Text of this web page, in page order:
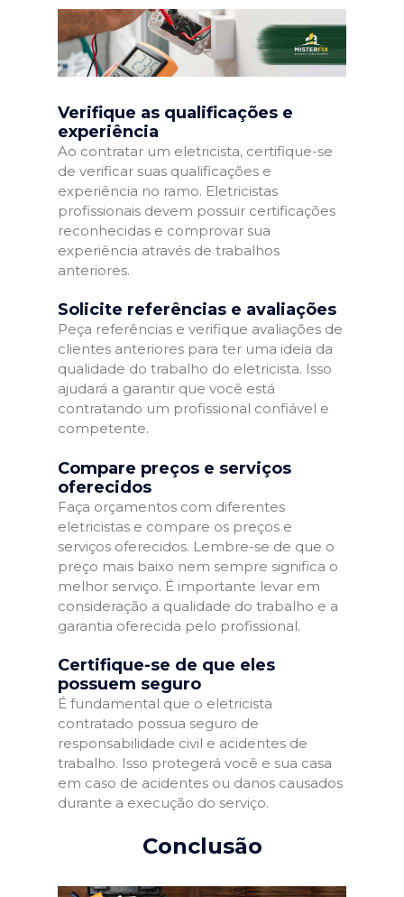
Verifique as qualificações e
experiência
Ao contratar um eletricista, certifique-se
de verificar suas qualificações e
experiência no ramo. Eletricistas
profissionais devem possuir certificações
reconhecidas e comprovar sua
experiência através de trabalhos
anteriores.
Solicite referências e avaliações
Peça referências e verifique avaliações de
clientes anteriores para ter uma ideia da
qualidade do trabalho do eletricista. Isso
ajudará a garantir que você está
contratando um profissional confiável e
competente.
Compare preços e serviços
oferecidos
Faça orçamentos com diferentes
eletricistas e compare os preços e
serviços oferecidos. Lembre-se de que o
preço mais baixo nem sempre significa o
melhor serviço. É importante levar em
consideração a qualidade do trabalho e a
garantia oferecida pelo profissional.
Certifique-se de que eles
possuem seguro
É fundamental que o eletricista
contratado possua seguro de
responsabilidade civil e acidentes de
trabalho. Isso protegerá você e sua casa
em caso de acidentes ou danos causados
durante a execução do serviço.
Conclusão